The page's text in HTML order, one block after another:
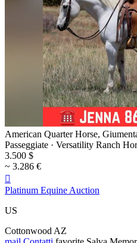
American Quarter Horse,
Passeggiate · Versatility Ranch
3.500 $
~ 3.286 €

Platinum Equine Auction
US
Cottonwood AZ